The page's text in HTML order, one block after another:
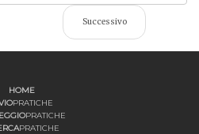
Successivo
HOME
PRATICHE
PRATICHE
PRATICHE